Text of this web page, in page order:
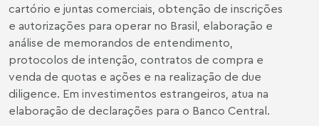
cartório e juntas comerciais, obtenção de inscrições
e autorizações para operar no Brasil, elaboração e
análise de memorandos de entendimento,
protocolos de intenção, contratos de compra e
venda de quotas e ações e na realização de due
diligence. Em investimentos estrangeiros, atua na
elaboração de declarações para o Banco Central.